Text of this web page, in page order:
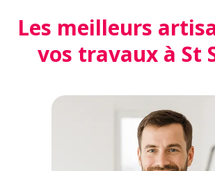
Les meilleurs
vos travaux à St